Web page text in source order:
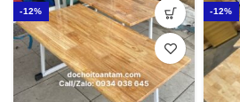
-12% -12%